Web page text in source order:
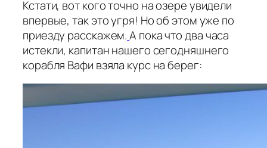
Кстати, вот кого точно на озере увидели
впервые, так это угря! Но об этом уже по
приезду расскажем.А пока что два часа
истекли, капитан нашего сегодняшнего
корабля Вафи взяла курс на берег: